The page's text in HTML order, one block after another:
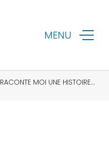
MENU
RACONTE MOI UNE HISTOIRE…